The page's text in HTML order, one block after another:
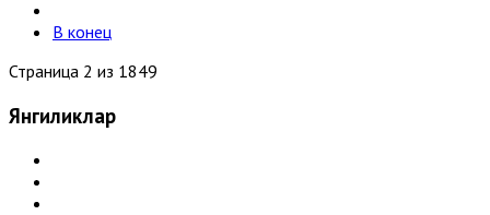
В конец
Страница 2 из 1849
Янгиликлар